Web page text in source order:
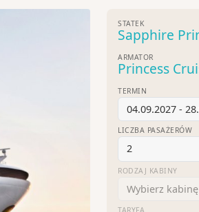
STATEK
Sapphire
ARMATOR
Princess
TERMIN
04.09.2027 -
LICZBA PASAŻERÓW
2
RODZAJ KABINY
Wybierz kabinę
TARYFA